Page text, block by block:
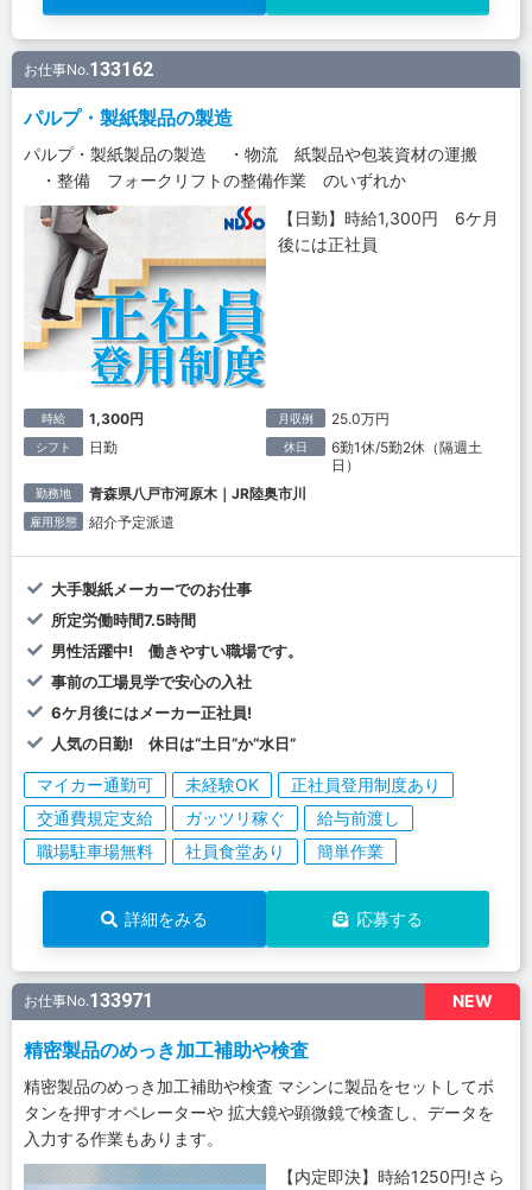
お仕事No.133162
パルプ・製紙製品の製造
パルプ・製紙製品の製造 ・物流 紙製品や包装資材の運搬
・整備 フォークリフトの整備作業 のいずれか
【日勤】時給1,300円 6ケ月
後には正社員
時給 1,300円 月収例 25.0万円
シフト 日勤 休日
6勤1休/5勤2休（隔週土
日）
勤務地 青森県八戸市河原木｜JR陸奥市川
雇用形態 紹介予定派遣
大手製紙メーカーでのお仕事
所定労働時間7.5時間
男性活躍中! 働きやすい職場です。
事前の工場見学で安心の入社
6ケ月後にはメーカー正社員!
人気の日勤! 休日は“土日”か“水日”
マイカー通勤可 未経験OK
正社員登用制度あり
交通費規定支給
ガッツリ稼ぐ
給与前渡し
職場駐車場無料
社員食堂あり 簡単作業
詳細をみる 応募する
NEW
お仕事No.133971
精密製品のめっき加工補助や検査
精密製品のめっき加工補助や検査 マシンに製品をセットしてボ
タンを押すオペレーターや 拡大鏡や顕微鏡で検査し、データを
入力する作業もあります。
【内定即決】時給1250円!さら